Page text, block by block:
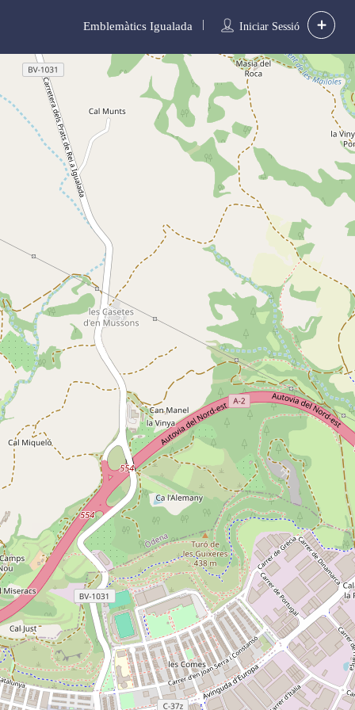
Iniciar Sessió
Emblemàtics Igualada